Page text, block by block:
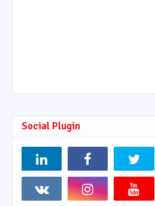
Social Plugin